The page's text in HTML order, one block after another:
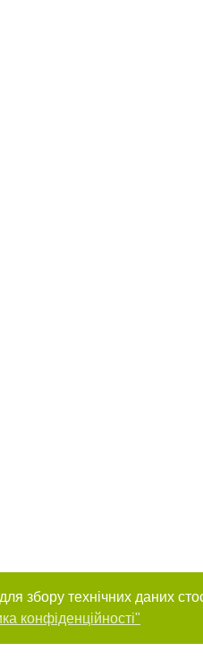
збору технічних даних
конфіденційності"